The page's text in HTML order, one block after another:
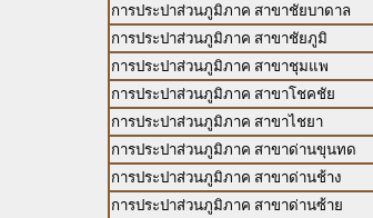
การประปาส่วนภูมิภาค สาขาชัยบาดาล
การประปาส่วนภูมิภาค สาขาชัยภูมิ
การประปาส่วนภูมิภาค สาขาชุมแพ
การประปาส่วนภูมิภาค สาขาโชคชัย
การประปาส่วนภูมิภาค สาขาไชยา
การประปาส่วนภูมิภาค สาขาด่านขุนทด
การประปาส่วนภูมิภาค สาขาด่านช้าง
การประปาส่วนภูมิภาค สาขาด่านซ้าย